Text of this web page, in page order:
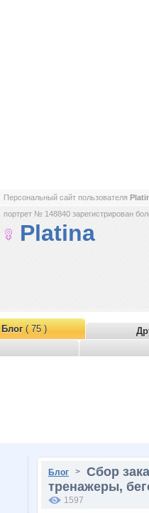
Персональный сайт пользователя
портрет № 148840 зарегистрирован
Platina
Блог( 75 )
Блог > Сбор
тренажеры,
1597